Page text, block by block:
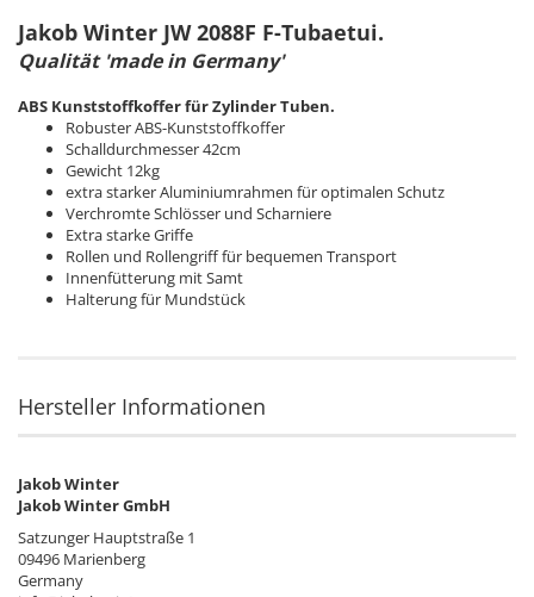
Jakob Winter JW 2088F F-Tubaetui.
Qualität 'made in Germany'
ABS Kunststoffkoffer für Zylinder Tuben.
Robuster ABS-Kunststoffkoffer
Schalldurchmesser 42cm
Gewicht 12kg
extra starker Aluminiumrahmen für optimalen Schutz
Verchromte Schlösser und Scharniere
Extra starke Griffe
Rollen und Rollengriff für bequemen Transport
Innenfütterung mit Samt
Halterung für Mundstück
Hersteller Informationen
Jakob Winter
Jakob Winter GmbH
Satzunger Hauptstraße 1
09496 Marienberg
Germany